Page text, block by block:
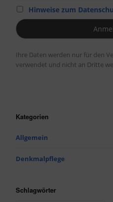
Hinweise zum
Ihre Daten werden nur für den
verwendet und nicht an Dritte
Kategorien
Allgemein
Denkmalpflege
Schlagwörter